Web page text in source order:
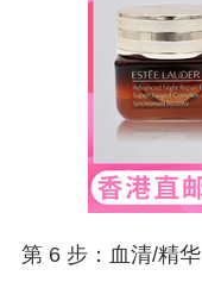
第 6 步：血清/精华